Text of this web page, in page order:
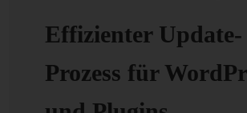
Effizienter Update-
Prozess für